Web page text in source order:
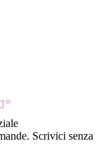
Scrivici senza